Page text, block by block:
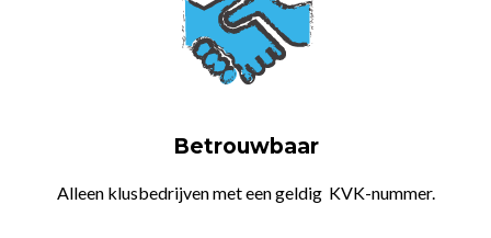
Betrouwbaar
Alleen klusbedrijven met een geldig KVK-nummer.